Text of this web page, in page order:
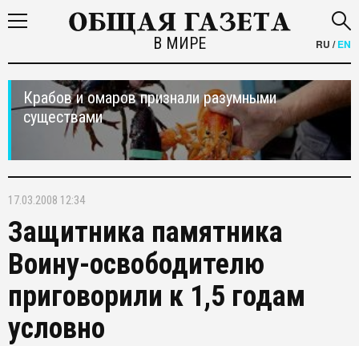
В МИРЕ RU /EN
Крабов и омаров признали разумными
существами
17.03.2008 12:34
Защитника памятника
Воину-освободителю
приговорили к 1,5 годам
условно